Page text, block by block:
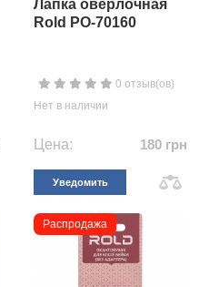
Лапка оверлочная
Rold PO-70160
0 отзыв(ов)
Нет в наличии
Цена: 180 грн
Уведомить
Распродажа